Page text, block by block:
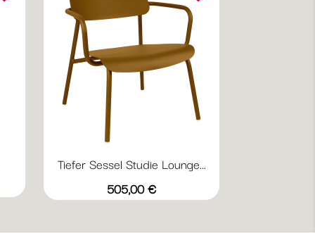
Tiefer Sessel Studie Lounge...
Preis
505,00 €
Vorschau
AbyssblauAcapulcoblau
Anthrazit
Chili Gewittergrau